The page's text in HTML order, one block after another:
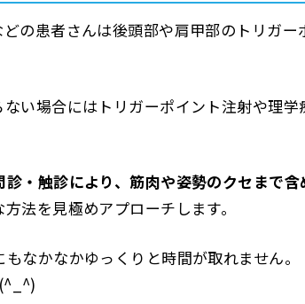
の患者さんは後頭部や肩甲部のトリガー
い場合にはトリガーポイント注射や理学
診・触診により、筋肉や姿勢のクセまで含
法を見極めアプローチします。
なかなかゆっくりと時間が取れません。